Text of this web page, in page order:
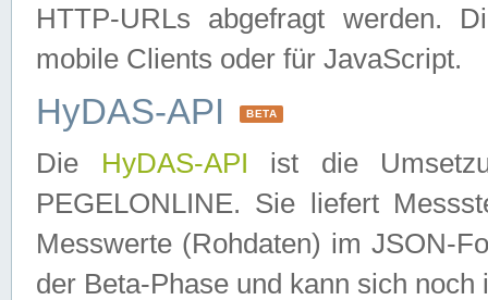
HTTP-URLs abgefragt werden.
mobile Clients oder für JavaScript.
HyDAS-API BETA
Die HyDAS-API ist die
PEGELONLINE. Sie liefert
Messwerte (Rohdaten) im JSON-
der Beta-Phase und kann sich noch